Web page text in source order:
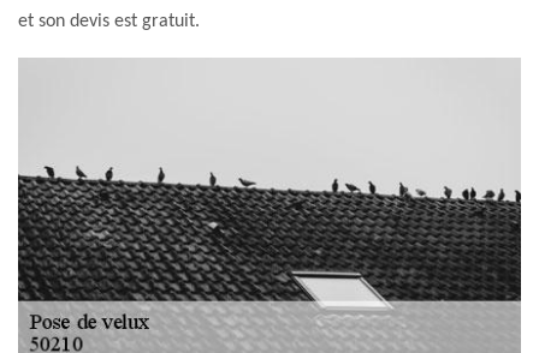
et son devis est gratuit.